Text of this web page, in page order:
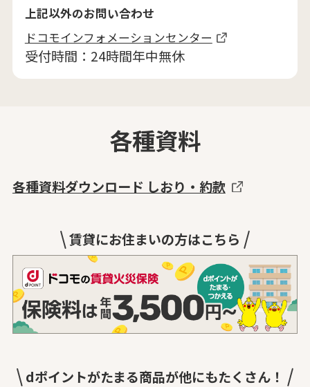
上記以外のお問い合わせ
ドコモインフォメーションセンター
受付時間：24時間年中無休
各種資料
各種資料ダウンロード しおり・約款
賃貸にお住まいの方はこちら
dポイントがたまる商品が他にもたくさん！